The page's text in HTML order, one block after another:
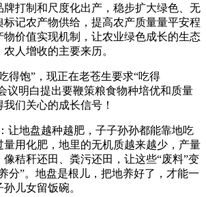
牌打制和尺度化出产，稳步扩大绿色、无
记农产物供给，提高农产质量量平安程
物价值实现机制，让农业绿色成长的生态
人增收的主要来历。
饱”，现正在老苍生要求“吃得
议明白提出要鞭策粮食物种培优和质量
们关心的成长信号！
地盘越种越肥，子子孙孙都能靠地吃
量用化肥，地里的无机质越来越少，产量
秸秆还田、粪污还田，让这些“废料”变
分”。地盘是根儿，把地养好了，才能一
儿女留饭碗。